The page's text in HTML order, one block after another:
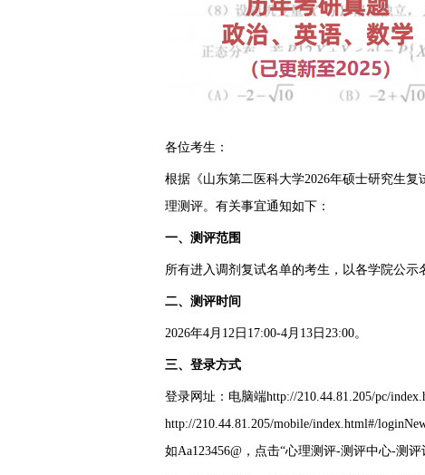
各位考生：
根据《山东第二医科大学2026年硕士研究生
理测评。有关事宜通知如下：
一、测评范围
所有进入调剂复试名单的考生，以各学院公示
二、测评时间
2026年4月12日17:00-4月13日23:00。
三、登录方式
登录网址：电脑端http://210.44.81.205/pc/
http://210.44.81.205/mobile/index.html#/
如Aa123456@，点击“心理测评-测评中心-测